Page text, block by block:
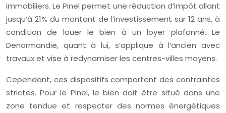
immobiliers. Le Pinel permet une réduction d’impôt allant
jusqu’à 21% du montant de l’investissement sur 12 ans, à
condition de louer le bien à un loyer plafonné. Le
Denormandie, quant à lui, s’applique à l’ancien avec
travaux et vise à redynamiser les centres-villes moyens.
Cependant, ces dispositifs comportent des contraintes
strictes. Pour le Pinel, le bien doit être situé dans une
zone tendue et respecter des normes énergétiques